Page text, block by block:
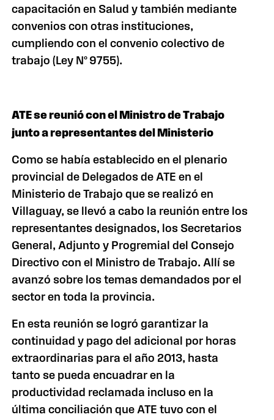
capacitación en Salud y también mediante
convenios con otras instituciones,
cumpliendo con el convenio colectivo de
trabajo (Ley Nº 9755).
ATE se reunió con el Ministro de Trabajo
junto a representantes del Ministerio
Como se había establecido en el plenario
provincial de Delegados de ATE en el
Ministerio de Trabajo que se realizó en
Villaguay, se llevó a cabo la reunión entre los
representantes designados, los Secretarios
General, Adjunto y Progremial del Consejo
Directivo con el Ministro de Trabajo. Allí se
avanzó sobre los temas demandados por el
sector en toda la provincia.
En esta reunión se logró garantizar la
continuidad y pago del adicional por horas
extraordinarias para el año 2013, hasta
tanto se pueda encuadrar en la
productividad reclamada incluso en la
última conciliación que ATE tuvo con el